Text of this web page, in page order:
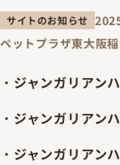
サイトのお知らせ
ペットプラザ東大阪
・ ジャンガリアン
・ ジャンガリアン
・ ジャンガリアン